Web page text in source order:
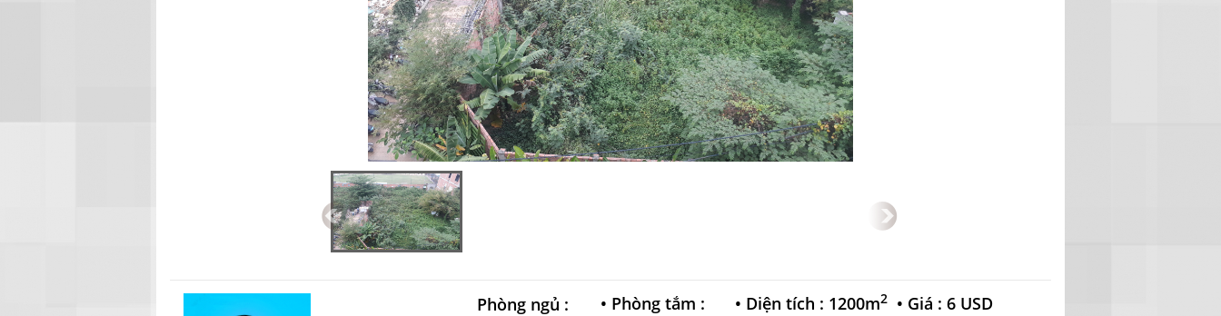
Phòng ngủ : • Phòng tắm : • Diện tích : 1200m2 • Giá : 6 USD